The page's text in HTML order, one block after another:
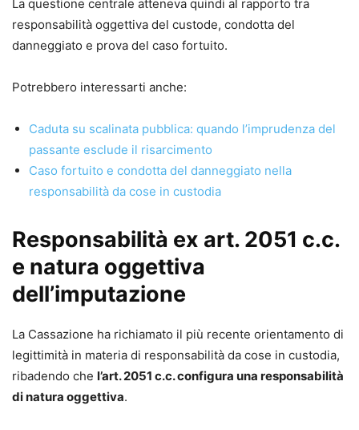
volume.
- Modelli “specifici” e non generici: gli atti sono calibrati
pratica forense, offrendo soluzioni già testate in giudizio.
giurisprudenziali in materia di risarcimento del danno, con
particolare attenzione al D.P.R. 13 gennaio 2025, n. 12
(TUN) e al D.Lgs. 31 ottobre 2024, n. 164 (correttivo
Cartabia), che incidono su tabelle nazionali, liquidazione
- Formulari disponibili anche online, in formato editabile e
stampabile, per un immediato riutilizzo e adattamento al
singolo caso concreto.
- Inclusi modelli di contratto di incarico professionale e di
gestire in modo ordinato l’attività di studio.
- Aggiornamento online per 12 mesi, per mantenere
sempre allineati i modelli alle evoluzioni giurisprudenziali
e alle eventuali ulteriori novità normative.
La questione centrale atteneva quindi al rapporto tra
responsabilità oggettiva del custode, condotta del
danneggiato e prova del caso fortuito.
Potrebbero interessarti anche:
Caduta su scalinata pubblica: quando l’imprudenza del
passante esclude il risarcimento
Caso fortuito e condotta del danneggiato nella
responsabilità da cose in custodia
Responsabilità ex art. 2051 c.c.
e natura oggettiva
dell’imputazione
La Cassazione ha richiamato il più recente orientamento di
legittimità in materia di responsabilità da cose in custodia,
ribadendo che l’art. 2051 c.c. configura una responsabilità
di natura oggettiva.